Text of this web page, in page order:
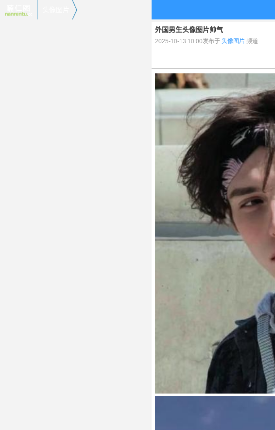
外国男生头像图片帅气
2025-10-13 10:00发布于头像图片 频道